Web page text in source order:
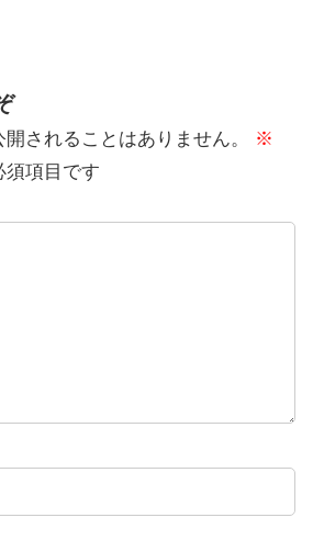
されることはありません。
※
須項目です